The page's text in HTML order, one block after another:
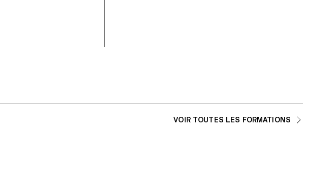
VOIR TOUTES LES FORMATIONS